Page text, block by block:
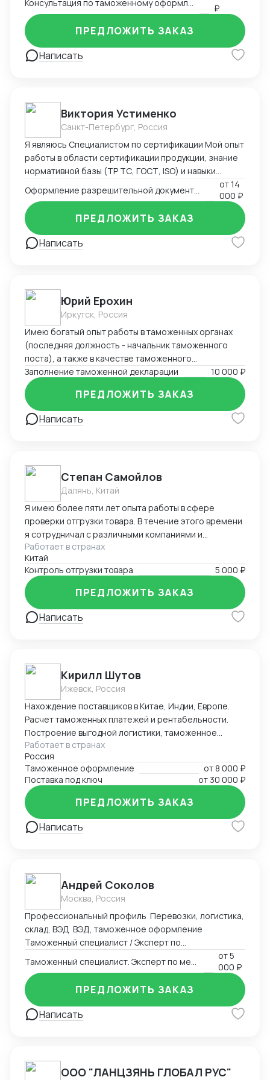
₽
Написать
ПРЕДЛОЖИТЬ ЗАКАЗ
Виктория Устименко
Санкт-Петербург, Россия
Я являюсь Специалистом по сертификации Мой опыт
работы в области сертификации продукции, знание
нормативной базы (ТР ТС, ГОСТ, ISO) и навыки
позволяют мне эффективно решать задачи по
подтверждению соответствия продукции
установленным требованиям. Оформляю
техническую документацию и консультирую по
вопросам
от14
000 ₽
Написать
ПРЕДЛОЖИТЬ ЗАКАЗ
Юрий Ерохин
Иркутск, Россия
Имею богатый опыт работы в таможенных органах
(последняя должность - начальник таможенного
поста), а также в качестве таможенного
представителя. Два высших образования -
таможенное дело и юриспруденция.
Заполнение таможенной декларации 10 000 ₽
Написать
ПРЕДЛОЖИТЬ ЗАКАЗ
Степан Самойлов
Далянь, Китай
Я имею более пяти лет опыта работы в сфере
проверки отгрузки товара. В течение этого времени
я сотрудничал с различными компаниями и
фабриками, осуществляя контроль и обеспечение
качества отгрузки разнообразных товаров, от
потребительских товаров до промышленного
оборудования.
Работает в странах
Китай
Контроль отгрузки товара
5 000 ₽
Написать
ПРЕДЛОЖИТЬ ЗАКАЗ
Кирилл Шутов
Ижевск, Россия
Нахождение поставщиков в Китае, Индии, Европе.
Расчет таможенных платежей и рентабельности.
Построение выгодной логистики, таможенное
оформление.
Работает в странах
Россия
Таможенное оформление
от 8 000 ₽
Поставка под ключ
от 30 000 ₽
Написать
ПРЕДЛОЖИТЬ ЗАКАЗ
Андрей Соколов
Москва, Россия
Профессиональный профиль Перевозки, логистика,
склад, ВЭД ВЭД, таможенное оформление
Таможенный специалист / Эксперт по
международной логистике Профессиональный
профиль Специалист с 20-летним опытом в
таможенном оформлении, ВЭД и логистике. Полный
цикл сопровождения внешнеторговых операций — от
составления контракта до декларирования и
доставки груза. Ключевые компетенции 1.
физлиц Расчет и оптимизация таможенных платежей
(пошлина, НДС, акцизы) Оспаривание решений
от5
000 ₽
Написать
ПРЕДЛОЖИТЬ ЗАКАЗ
ООО "ЛАНЦЗЯНЬ ГЛОБАЛ РУС"